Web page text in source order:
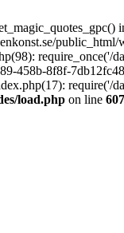
require_once('/
458b-8f8f-
require('/
load.php on line 607